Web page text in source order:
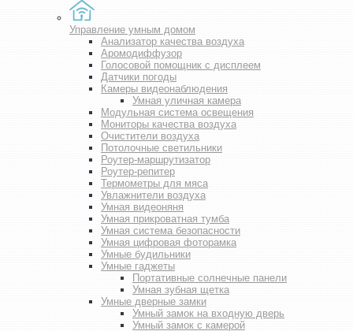
Управление умным домом
Анализатор качества воздуха
Аромодиффузор
Голосовой помощник с дисплеем
Датчики погоды
Камеры видеонаблюдения
Умная уличная камера
Модульная система освещения
Мониторы качества воздуха
Очистители воздуха
Потолочные светильники
Роутер-маршрутизатор
Роутер-репитер
Термометры для мяса
Увлажнители воздуха
Умная видеоняня
Умная прикроватная тумба
Умная система безопасности
Умная цифровая фоторамка
Умные будильники
Умные гаджеты
Портативные солнечные панели
Умная зубная щетка
Умные дверные замки
Умный замок на входную дверь
Умный замок с камерой